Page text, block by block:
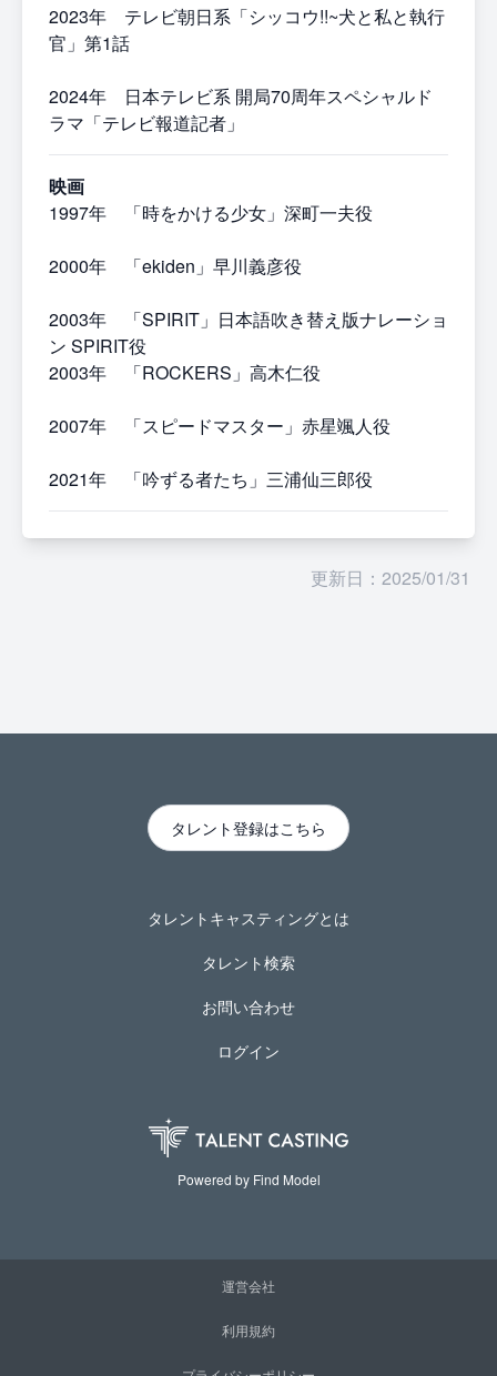
2023年 テレビ朝日系「シッコウ!!~犬と私と執行
官」第1話
2024年 日本テレビ系 開局70周年スペシャルド
ラマ「テレビ報道記者」
映画
1997年 「時をかける少女」深町一夫役
2000年 「ekiden」早川義彦役
2003年 「SPIRIT」日本語吹き替え版ナレーショ
ン SPIRIT役
2003年 「ROCKERS」高木仁役
2007年 「スピードマスター」赤星颯人役
2021年 「吟ずる者たち」三浦仙三郎役
更新日：2025/01/31
Powered by Find Model
タレントキャスティングとは
タレント検索
お問い合わせ
ログイン
タレント登録はこちら
運営会社
利用規約